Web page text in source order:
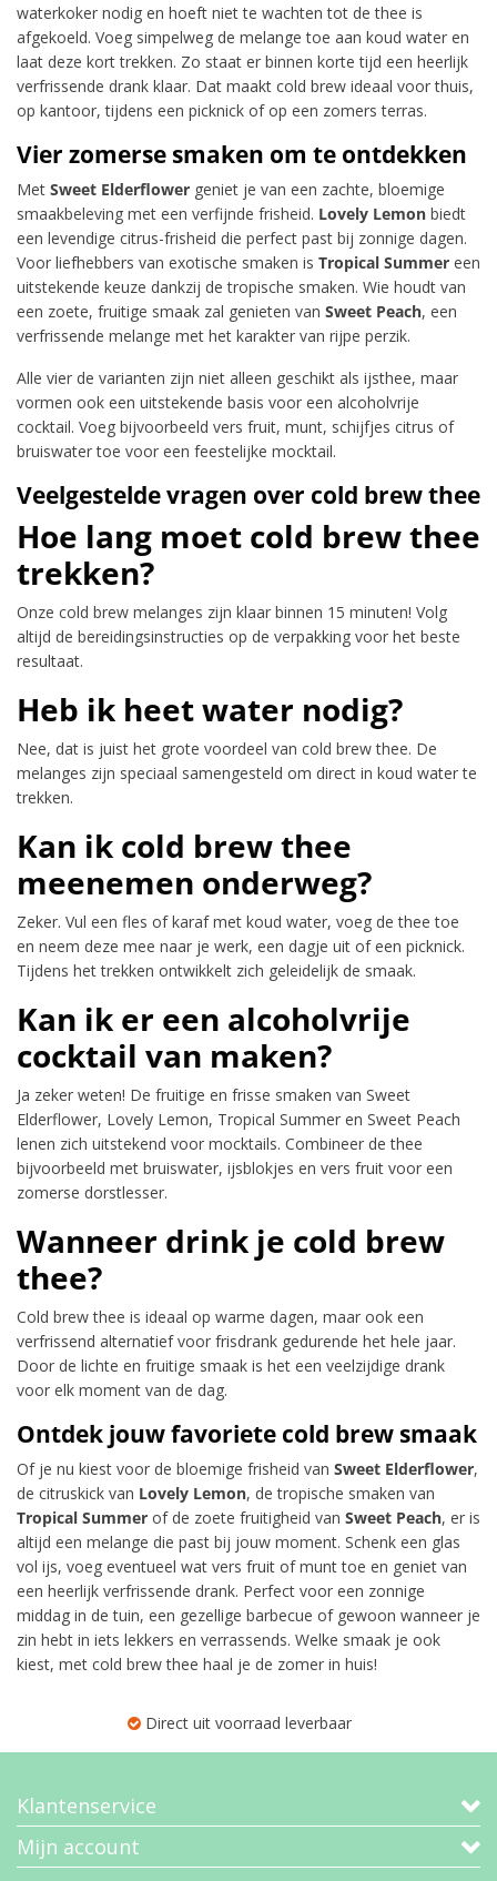
waterkoker nodig en hoeft niet te wachten tot de thee is
afgekoeld. Voeg simpelweg de melange toe aan koud water en
laat deze kort trekken. Zo staat er binnen korte tijd een heerlijk
verfrissende drank klaar. Dat maakt cold brew ideaal voor thuis,
op kantoor, tijdens een picknick of op een zomers terras.
Vier zomerse smaken om te ontdekken
Met Sweet Elderflower geniet je van een zachte, bloemige
smaakbeleving met een verfijnde frisheid. Lovely Lemon biedt
een levendige citrus-frisheid die perfect past bij zonnige dagen.
Voor liefhebbers van exotische smaken is Tropical Summer een
uitstekende keuze dankzij de tropische smaken. Wie houdt van
een zoete, fruitige smaak zal genieten van Sweet Peach, een
verfrissende melange met het karakter van rijpe perzik.
Alle vier de varianten zijn niet alleen geschikt als ijsthee, maar
vormen ook een uitstekende basis voor een alcoholvrije
cocktail. Voeg bijvoorbeeld vers fruit, munt, schijfjes citrus of
bruiswater toe voor een feestelijke mocktail.
Veelgestelde vragen over cold brew thee
Hoe lang moet cold brew thee
trekken?
Onze cold brew melanges zijn klaar binnen 15 minuten! Volg
altijd de bereidingsinstructies op de verpakking voor het beste
resultaat.
Heb ik heet water nodig?
Nee, dat is juist het grote voordeel van cold brew thee. De
melanges zijn speciaal samengesteld om direct in koud water te
trekken.
Kan ik cold brew thee
meenemen onderweg?
Zeker. Vul een fles of karaf met koud water, voeg de thee toe
en neem deze mee naar je werk, een dagje uit of een picknick.
Tijdens het trekken ontwikkelt zich geleidelijk de smaak.
Kan ik er een alcoholvrije
cocktail van maken?
Ja zeker weten! De fruitige en frisse smaken van Sweet
Elderflower, Lovely Lemon, Tropical Summer en Sweet Peach
lenen zich uitstekend voor mocktails. Combineer de thee
bijvoorbeeld met bruiswater, ijsblokjes en vers fruit voor een
zomerse dorstlesser.
Wanneer drink je cold brew
thee?
Cold brew thee is ideaal op warme dagen, maar ook een
verfrissend alternatief voor frisdrank gedurende het hele jaar.
Door de lichte en fruitige smaak is het een veelzijdige drank
voor elk moment van de dag.
Ontdek jouw favoriete cold brew smaak
Of je nu kiest voor de bloemige frisheid van Sweet Elderflower,
de citruskick van Lovely Lemon, de tropische smaken van
Tropical Summer of de zoete fruitigheid van Sweet Peach, er is
altijd een melange die past bij jouw moment. Schenk een glas
vol ijs, voeg eventueel wat vers fruit of munt toe en geniet van
een heerlijk verfrissende drank. Perfect voor een zonnige
middag in de tuin, een gezellige barbecue of gewoon wanneer je
zin hebt in iets lekkers en verrassends. Welke smaak je ook
kiest, met cold brew thee haal je de zomer in huis!
Direct uit voorraad leverbaar
Klantenservice
Mijn account